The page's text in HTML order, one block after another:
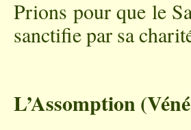
Prions pour que le
sanctifie par sa
L’Assomption